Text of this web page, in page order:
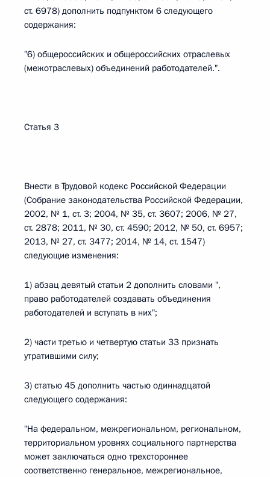
ст. 6978) дополнить подпунктом 6 следующего
содержания:
"6) общероссийских и общероссийских отраслевых
(межотраслевых) объединений работодателей.".
Статья 3
Внести в Трудовой кодекс Российской Федерации
(Собрание законодательства Российской Федерации,
2002, № 1, ст. 3; 2004, № 35, ст. 3607; 2006, № 27,
ст. 2878; 2011, № 30, ст. 4590; 2012, № 50, ст. 6957;
2013, № 27, ст. 3477; 2014, № 14, ст. 1547)
следующие изменения:
1) абзац девятый статьи 2 дополнить словами ",
право работодателей создавать объединения
работодателей и вступать в них";
2) части третью и четвертую статьи 33 признать
утратившими силу;
3) статью 45 дополнить частью одиннадцатой
следующего содержания:
"На федеральном, межрегиональном, региональном,
территориальном уровнях социального партнерства
может заключаться одно трехстороннее
соответственно генеральное, межрегиональное,